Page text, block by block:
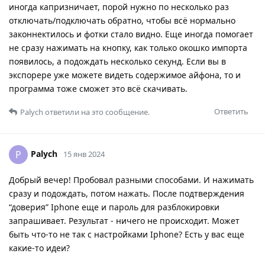
иногда капризничает, порой нужно по несколько раз
отключать/подключать обратно, чтобы всё нормально
законнектилось и фотки стало видно. Еще иногда помогает
не сразу нажимать на кнопку, как только окошко импорта
появилось, а подождать несколько секунд. Если вы в
экспорере уже можете видеть содержимое айфона, то и
программа тоже сможет это всё скачивать.
Ответить
Palych ответили на это сообщение.
P Palych 15 янв 2024
Добрый вечер! Пробовал разными способами. И нажимать
сразу и подождать, потом нажать. После подтверждения
“доверия” Iphone еще и пароль для разблокировки
запрашивает. Результат - ничего не происходит. Может
быть что-то не так с настройками Iphone? Есть у вас еще
какие-то идеи?